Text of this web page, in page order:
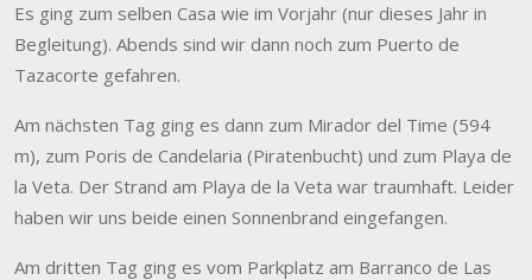
Es ging zum selben Casa wie im Vorjahr (nur dieses Jahr in
Begleitung). Abends sind wir dann noch zum Puerto de
Tazacorte gefahren.
Am nächsten Tag ging es dann zum Mirador del Time (594
m), zum Poris de Candelaria (Piratenbucht) und zum Playa de
la Veta. Der Strand am Playa de la Veta war traumhaft. Leider
haben wir uns beide einen Sonnenbrand eingefangen.
Am dritten Tag ging es vom Parkplatz am Barranco de Las